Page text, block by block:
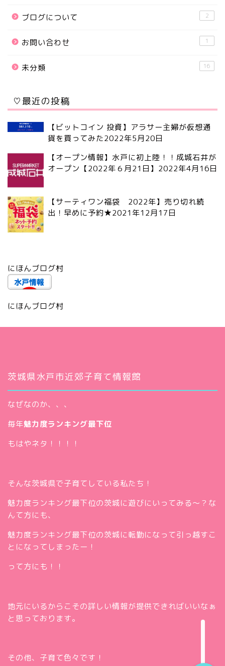
ブログについて 2
お問い合わせ 1
未分類 16
♡最近の投稿
【ビットコイン 投資】アラサー主婦が仮想通
貨を買ってみた2022年5月20日
【オープン情報】水戸に初上陸！！成城石井が
オープン【2022年６月21日】 2022年4月16日
【サーティワン福袋 2022年】売り切れ続
出！早めに予約★2021年12月17日
にほんブログ村
にほんブログ村
茨城県水戸市近郊子育て情報館
なぜなのか、、、
毎年魅力度ランキング最下位
もはやネタ！！！！
そんな茨城県で子育てしている私たち！
魅力度ランキング最下位の茨城に遊びにいってみる～？な
んて方にも、
魅力度ランキング最下位の茨城に転勤になって引っ越すこ
とになってしまったー！
って方にも！！
地元にいるからこその詳しい情報が提供できればいいなぁ
と思っております。
その他、子育て色々です！
い合
わせ
er